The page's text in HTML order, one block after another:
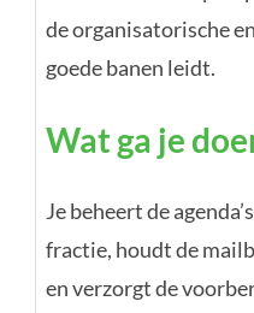
de organisatorische
goede banen leidt.
Wat ga je
Je beheert de
fractie, houdt de
en verzorgt de